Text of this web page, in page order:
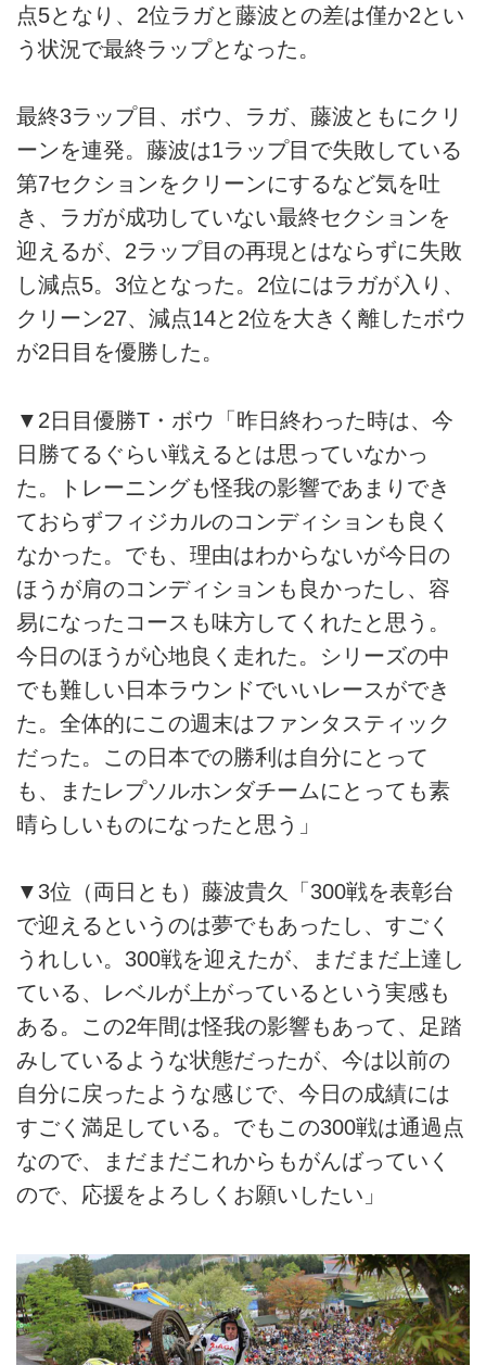
点5となり、2位ラガと藤波との差は僅か2とい
う状況で最終ラップとなった。
最終3ラップ目、ボウ、ラガ、藤波ともにクリ
ーンを連発。藤波は1ラップ目で失敗している
第7セクションをクリーンにするなど気を吐
き、ラガが成功していない最終セクションを
迎えるが、2ラップ目の再現とはならずに失敗
し減点5。3位となった。2位にはラガが入り、
クリーン27、減点14と2位を大きく離したボウ
が2日目を優勝した。
▼2日目優勝T・ボウ「昨日終わった時は、今
日勝てるぐらい戦えるとは思っていなかっ
た。トレーニングも怪我の影響であまりでき
ておらずフィジカルのコンディションも良く
なかった。でも、理由はわからないが今日の
ほうが肩のコンディションも良かったし、容
易になったコースも味方してくれたと思う。
今日のほうが心地良く走れた。シリーズの中
でも難しい日本ラウンドでいいレースができ
た。全体的にこの週末はファンタスティック
だった。この日本での勝利は自分にとって
も、またレプソルホンダチームにとっても素
晴らしいものになったと思う」
▼3位（両日とも）藤波貴久「300戦を表彰台
で迎えるというのは夢でもあったし、すごく
うれしい。300戦を迎えたが、まだまだ上達し
ている、レベルが上がっているという実感も
ある。この2年間は怪我の影響もあって、足踏
みしているような状態だったが、今は以前の
自分に戻ったような感じで、今日の成績には
すごく満足している。でもこの300戦は通過点
なので、まだまだこれからもがんばっていく
ので、応援をよろしくお願いしたい」